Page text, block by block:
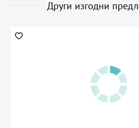
Други изгодни